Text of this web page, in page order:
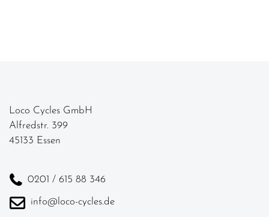
Loco Cycles GmbH
Alfredstr. 399
45133 Essen
0201 / 615 88 346
info@loco-cycles.de